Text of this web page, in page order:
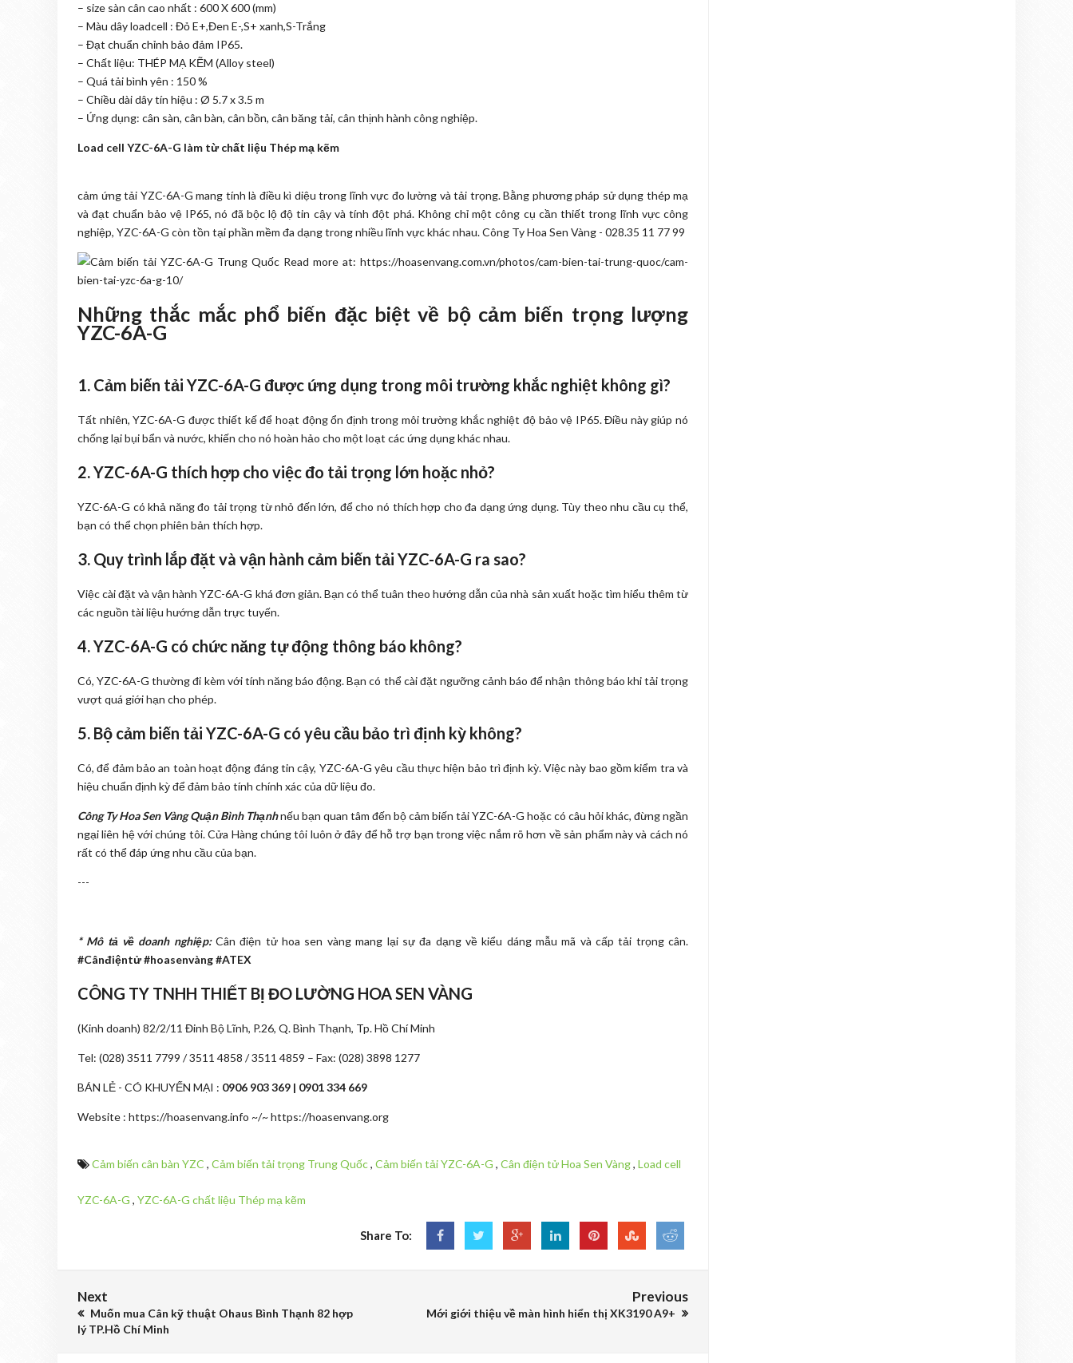
– size sàn cân cao nhất : 600 X 600 (mm)
– Màu dây loadcell : Đỏ E+,Đen E-,S+ xanh,S-Trắng
– Đạt chuẩn chỉnh bảo đảm IP65.
– Chất liệu: THÉP MẠ KẼM (Alloy steel)
– Quá tải bình yên : 150 %
– Chiều dài dây tín hiệu : Ø 5.7 x 3.5 m
– Ứng dụng: cân sàn, cân bàn, cân bồn, cân băng tải, cân thịnh hành công nghiệp.
Load cell YZC-6A-G làm từ chất liệu Thép mạ kẽm
cảm ứng tải YZC-6A-G mang tính là điều kì diệu trong lĩnh vực đo lường và tải trọng. Bằng phương pháp sử dụng thép mạ
và đạt chuẩn bảo vệ IP65, nó đã bộc lộ độ tin cậy và tính đột phá. Không chỉ một công cụ cần thiết trong lĩnh vực công
nghiệp, YZC-6A-G còn tồn tại phần mềm đa dạng trong nhiều lĩnh vực khác nhau. Công Ty Hoa Sen Vàng - 028.35 11 77 99
Những thắc mắc phổ biến đặc biệt về bộ cảm biến trọng lượng
YZC-6A-G
1. Cảm biến tải YZC-6A-G được ứng dụng trong môi trường khắc nghiệt không gì?
Tất nhiên, YZC-6A-G được thiết kế để hoạt động ổn định trong môi trường khắc nghiệt độ bảo vệ IP65. Điều này giúp nó
chống lại bụi bẩn và nước, khiến cho nó hoàn hảo cho một loạt các ứng dụng khác nhau.
2. YZC-6A-G thích hợp cho việc đo tải trọng lớn hoặc nhỏ?
YZC-6A-G có khả năng đo tải trọng từ nhỏ đến lớn, để cho nó thích hợp cho đa dạng ứng dụng. Tùy theo nhu cầu cụ thể,
bạn có thể chọn phiên bản thích hợp.
3. Quy trình lắp đặt và vận hành cảm biến tải YZC-6A-G ra sao?
Việc cài đặt và vận hành YZC-6A-G khá đơn giản. Bạn có thể tuân theo hướng dẫn của nhà sản xuất hoặc tìm hiểu thêm từ
các nguồn tài liệu hướng dẫn trực tuyến.
4. YZC-6A-G có chức năng tự động thông báo không?
Có, YZC-6A-G thường đi kèm với tính năng báo động. Bạn có thể cài đặt ngưỡng cảnh báo để nhận thông báo khi tải trọng
vượt quá giới hạn cho phép.
5. Bộ cảm biến tải YZC-6A-G có yêu cầu bảo trì định kỳ không?
Có, để đảm bảo an toàn hoạt động đáng tin cậy, YZC-6A-G yêu cầu thực hiện bảo trì định kỳ. Việc này bao gồm kiểm tra và
hiệu chuẩn định kỳ để đảm bảo tính chính xác của dữ liệu đo.
Công Ty Hoa Sen Vàng Quận Bình Thạnhnếu bạn quan tâm đến bộ cảm biến tải YZC-6A-G hoặc có câu hỏi khác, đừng ngần
ngại liên hệ với chúng tôi. Cửa Hàng chúng tôi luôn ở đây để hỗ trợ bạn trong việc nắm rõ hơn về sản phẩm này và cách nó
rất có thể đáp ứng nhu cầu của bạn.
---
* Mô tả về doanh nghiệp:Cân điện tử hoa sen vàng mang lại sự đa dạng về kiểu dáng mẫu mã và cấp tải trọng cân.
#Cânđiệntử #hoasenvàng #ATEX
CÔNG TY TNHH THIẾT BỊ ĐO LƯỜNG HOA SEN VÀNG
(Kinh doanh) 82/2/11 Đinh Bộ Lĩnh, P.26, Q. Bình Thạnh, Tp. Hồ Chí Minh
Tel: (028) 3511 7799 / 3511 4858 / 3511 4859 – Fax: (028) 3898 1277
BÁN LẺ - CÓ KHUYẾN MẠI : 0906 903 369 | 0901 334 669
Website : https://hoasenvang.info ~/~ https://hoasenvang.org
Cảm biến cân bàn YZC , Cảm biến tải trọng Trung Quốc, Cảm biến tải YZC-6A-G , Cân điện tử Hoa Sen Vàng, Load cell
YZC-6A-G , YZC-6A-G chất liệu Thép mạ kẽm
Share To:
Next
Muốn mua Cân kỹ thuật Ohaus Bình Thạnh 82 hợp
lý TP.Hồ Chí Minh
Previous
Mới giới thiệu về màn hình hiển thị XK3190 A9+